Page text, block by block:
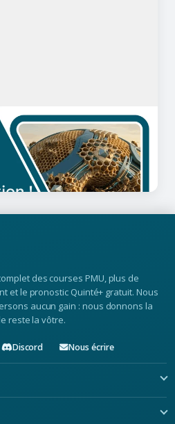
de lecture
V3 intègre la
des courses PMU, plus de
et le pronostic Quinté+ gratuit. Nous
aucun gain : nous donnons la
reste la vôtre.
Discord Nous écrire